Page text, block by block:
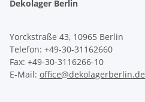
Dekolager Berlin
Yorckstraße 43, 10965 Berlin
Telefon: +49-30-31162660
Fax: +49-30-3116266-10
E-Mail: office@dekolagerberlin.de